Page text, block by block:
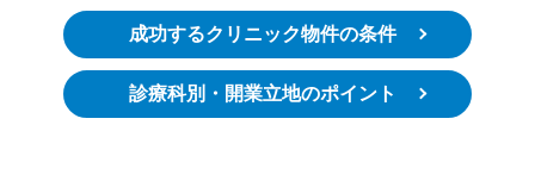
成功するクリニック物件の条件
診療科別・開業立地のポイント